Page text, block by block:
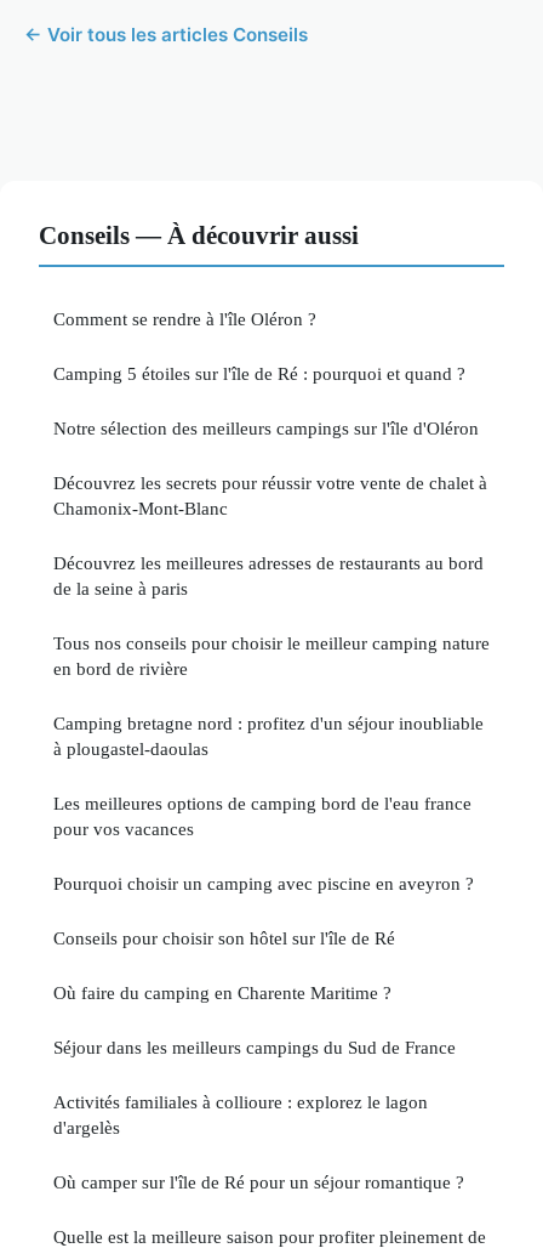
← Voir tous les articles Conseils
Conseils — À découvrir aussi
Comment se rendre à l'île Oléron ?
Camping 5 étoiles sur l'île de Ré : pourquoi et quand ?
Notre sélection des meilleurs campings sur l'île d'Oléron
Découvrez les secrets pour réussir votre vente de chalet à
Chamonix-Mont-Blanc
Découvrez les meilleures adresses de restaurants au bord
de la seine à paris
Tous nos conseils pour choisir le meilleur camping nature
en bord de rivière
Camping bretagne nord : profitez d'un séjour inoubliable
à plougastel-daoulas
Les meilleures options de camping bord de l'eau france
pour vos vacances
Pourquoi choisir un camping avec piscine en aveyron ?
Conseils pour choisir son hôtel sur l'île de Ré
Où faire du camping en Charente Maritime ?
Séjour dans les meilleurs campings du Sud de France
Activités familiales à collioure : explorez le lagon
d'argelès
Où camper sur l'île de Ré pour un séjour romantique ?
Quelle est la meilleure saison pour profiter pleinement de